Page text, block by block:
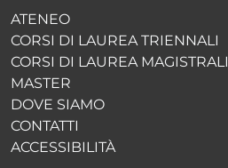
ATENEO
CORSI DI LAUREA TRIENNALI
CORSI DI LAUREA MAGISTRALI
MASTER
DOVE SIAMO
CONTATTI
ACCESSIBILITÀ